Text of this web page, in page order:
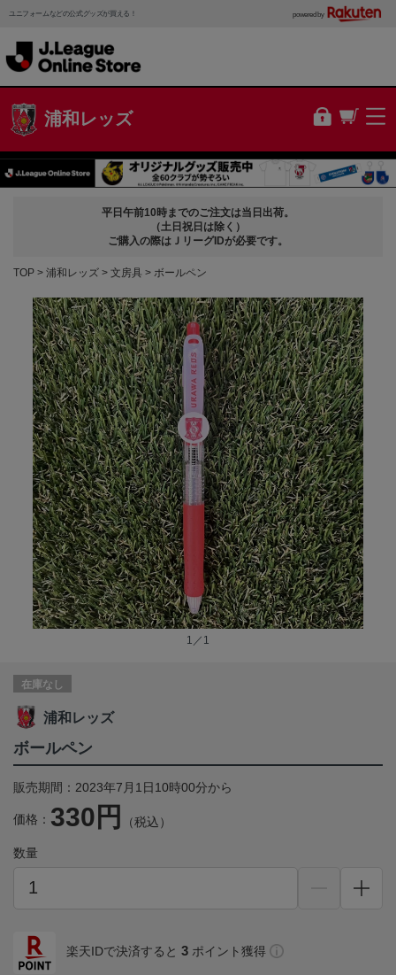
ユニフォームなどの公式グッズが買える！ powered by
浦和レッズ
平日午前10時までのご注文は当日出荷。
（土日祝日は除く）
ご購入の際はＪリーグIDが必要です。
TOP 浦和レッズ 文房具 ボールペン
1／1
在庫なし
浦和レッズ
ボールペン
販売期間：2023年7月1日10時00分から
価格： 330円 （税込）
数量
楽天IDで決済すると 3 ポイント獲得